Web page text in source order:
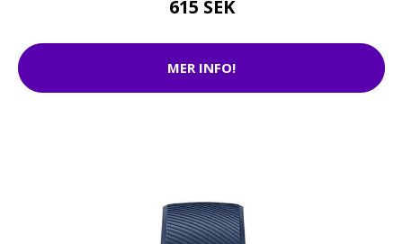
615 SEK
MER INFO!